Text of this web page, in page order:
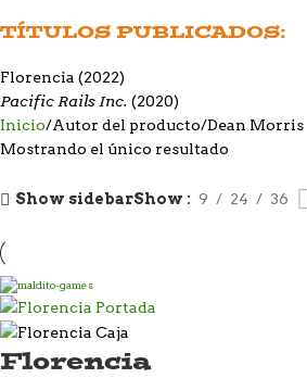
TÍTULOS PUBLICADOS:
Florencia (2022)
Pacific Rails Inc. (2020)
Inicio Autor del producto Dean Morris
Mostrando el único resultado
Show sidebarShow 9 24 36
Florencia